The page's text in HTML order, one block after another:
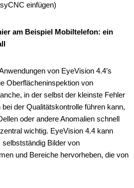
einfügen)
am Beispiel Mobiltelefon: ein
von EyeVision 4.4’s
Oberflächeninspektion von
in der selbst der kleinste Fehler
der Qualitätskontrolle führen kann,
oder andere Anomalien schnell
wichtig. EyeVision 4.4 kann
Bilder von
und Bereiche hervorheben, die von